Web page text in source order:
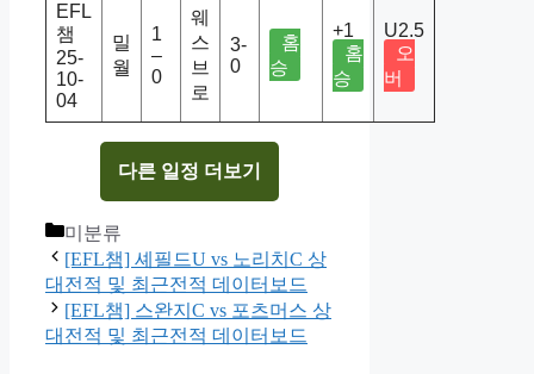
EFL
챔
25-
10-
04
밀
월
1
–
0
웨
스
브
로
3-
0
홈
승
+1
홈
승
U2.5
오
버
다른 일정 더보기
Categories
미분류
[EFL챔] 셰필드U vs 노리치C 상
대전적 및 최근전적 데이터보드
[EFL챔] 스완지C vs 포츠머스 상
대전적 및 최근전적 데이터보드